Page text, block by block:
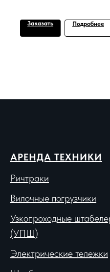
Заказать Подробнее
АРЕНДА ТЕХНИКИ
Ричтраки
Вилочные погрузчики
Узкопроходные
(УПШ)
Электрические тележки